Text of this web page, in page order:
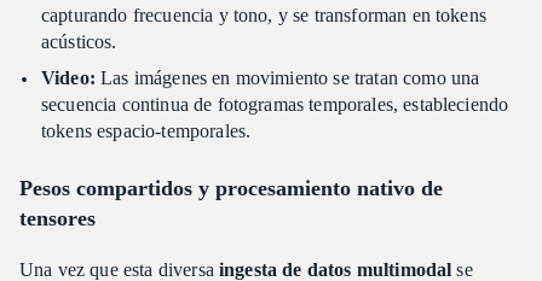
capturando frecuencia y tono, y se transforman en tokens
acústicos.
Video: Las imágenes en movimiento se tratan como una
secuencia continua de fotogramas temporales, estableciendo
tokens espacio-temporales.
Pesos compartidos y procesamiento nativo de
tensores
Una vez que esta diversa ingesta de datos multimodal se